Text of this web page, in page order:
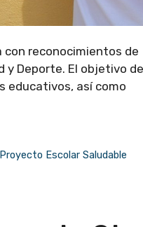
con reconocimientos de
y Deporte. El objetivo de
educativos, así como
Proyecto Escolar Saludable